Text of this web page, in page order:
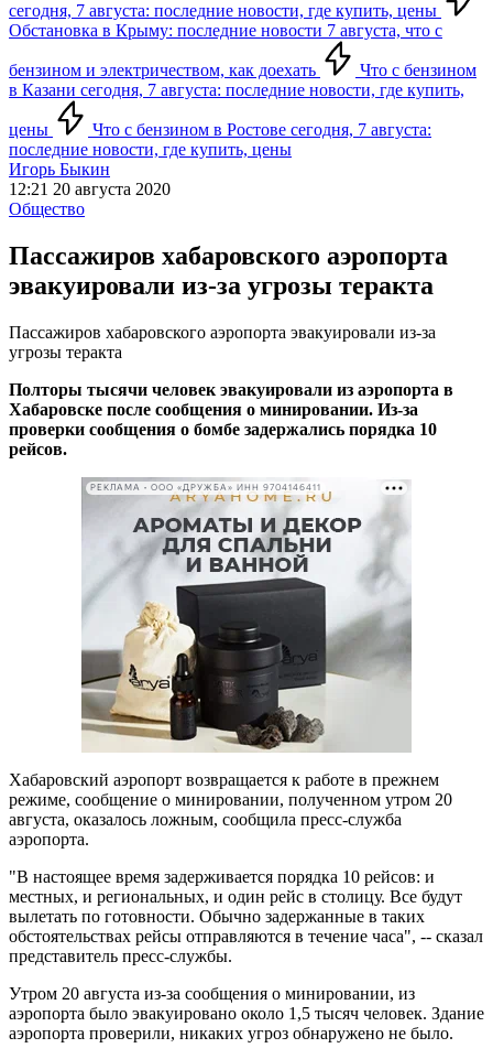
сегодня, 7 августа: последние новости, где купить, цены
Обстановка в Крыму: последние новости 7 августа, что с
бензином и электричеством, как доехать
Что с бензином
в Казани сегодня, 7 августа: последние новости, где купить,
цены
Что с бензином в Ростове сегодня, 7 августа:
последние новости, где купить, цены
Игорь Быкин
12:21 20 августа 2020
Общество
Пассажиров хабаровского аэропорта
эвакуировали из-за угрозы теракта
Пассажиров хабаровского аэропорта эвакуировали из-за
угрозы теракта
Полторы тысячи человек эвакуировали из аэропорта в
Хабаровске после сообщения о минировании. Из-за
проверки сообщения о бомбе задержались порядка 10
рейсов.
РЕКЛАМА • ООО «ДРУЖБА» ИНН 9704146411
Хабаровский аэропорт возвращается к работе в прежнем
режиме, сообщение о минировании, полученном утром 20
августа, оказалось ложным, сообщила пресс-служба
аэропорта.
"В настоящее время задерживается порядка 10 рейсов: и
местных, и региональных, и один рейс в столицу. Все будут
вылетать по готовности. Обычно задержанные в таких
обстоятельствах рейсы отправляются в течение часа", -- сказал
представитель пресс-службы.
Утром 20 августа из-за сообщения о минировании, из
аэропорта было эвакуировано около 1,5 тысяч человек. Здание
аэропорта проверили, никаких угроз обнаружено не было.